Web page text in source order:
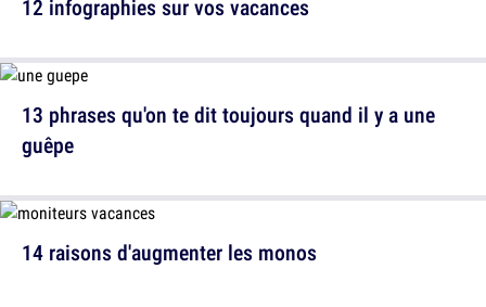
13 phrases qu'on te dit toujours quand il y a une
guêpe
12 infographies sur vos vacances
14 raisons d'augmenter les monos